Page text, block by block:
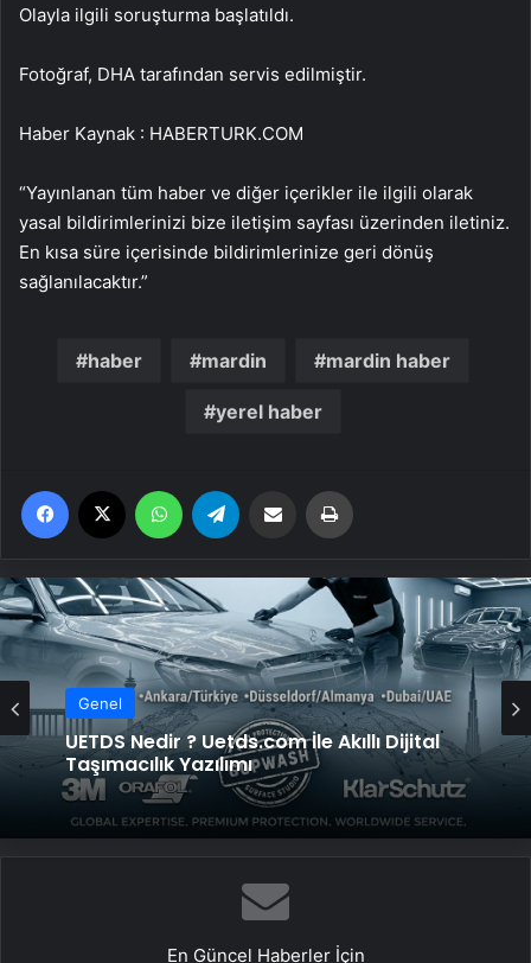
Olayla ilgili soruşturma başlatıldı.
Fotoğraf, DHA tarafından servis edilmiştir.
Haber Kaynak : HABERTURK.COM
“Yayınlanan tüm haber ve diğer içerikler ile ilgili olarak
yasal bildirimlerinizi bize iletişim sayfası üzerinden iletiniz.
En kısa süre içerisinde bildirimlerinize geri dönüş
sağlanılacaktır.”
haber mardin mardin haber
yerel haber
Facebook WhatsApp Email'den paylaş
Genel
UETDS Nedir ? Uetds.com İle Akıllı Dijital
Taşımacılık Yazılımı
Genel
En Güncel Haberler İçin